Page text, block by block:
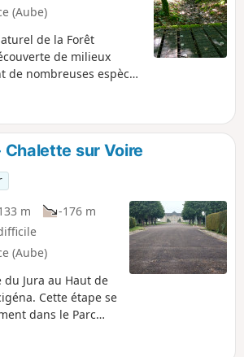
(Aube)
de la Forêt
de milieux
nombreuses espèces
le Parc. Cette
une partie d'un circuit
l'histoire de la forêt
le plus grand
les Templiers aient
sur Voire
m
-176 m
(Aube)
du Jura au Haut de
Cette étape se
dans le Parc
alliance singulière